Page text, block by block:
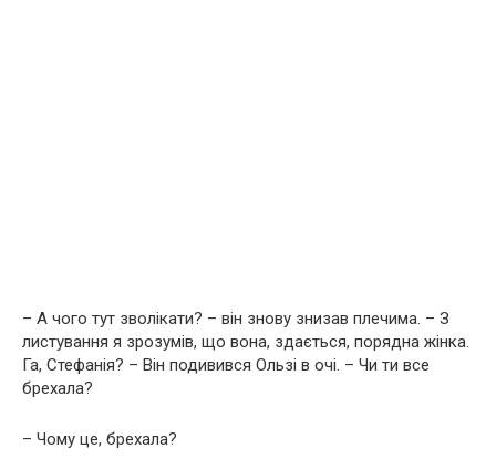
– А чого тут зволікати? – він знову знизав плечима. – З
листування я зрозумів, що вона, здається, порядна жінка.
Га, Стефанія? – Він подивився Ользі в очі. – Чи ти все
брехала?
– Чому це, брехала?